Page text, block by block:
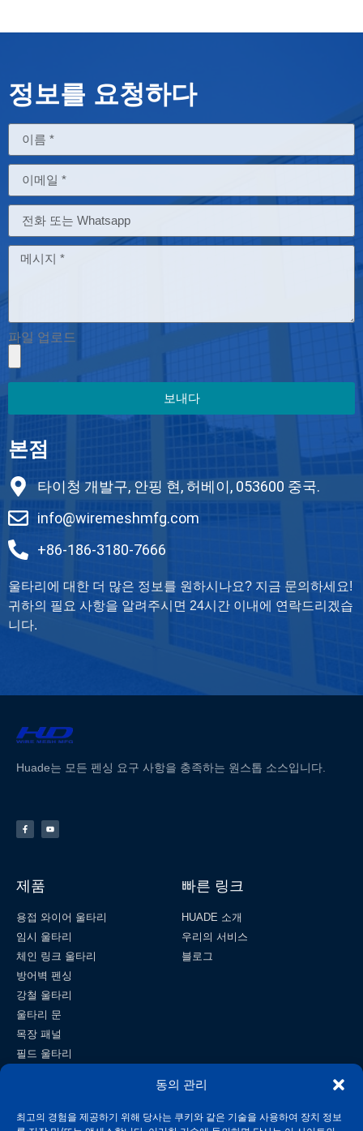
동의 관리
최고의 경험을 제공하기 위해 당사는 쿠키와 같은 기술을 사용하여 장치 정보
정보를 요청하다
파일 업로드
보내다
본점
타이청 개발구, 안핑 현, 허베이, 053600 중국.
info@wiremeshmfg.com
+86-186-3180-7666
울타리에 대한 더 많은 정보를 원하시나요? 지금 문의하세요!
귀하의 필요 사항을 알려주시면 24시간 이내에 연락드리겠습
니다.
Huade는 모든 펜싱 요구 사항을 충족하는 원스톱 소스입니다.
제품
용접 와이어 울타리
임시 울타리
체인 링크 울타리
방어벽 펜싱
강철 울타리
울타리 문
목장 패널
필드 울타리
빠른 링크
HUADE 소개
우리의 서비스
블로그